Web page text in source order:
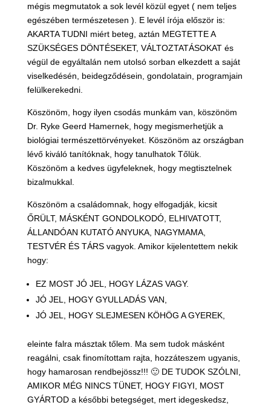
mégis megmutatok a sok levél közül egyet ( nem teljes
egészében természetesen ). E levél írója először is:
AKARTA TUDNI miért beteg, aztán MEGTETTE A
SZÜKSÉGES DÖNTÉSEKET, VÁLTOZTATÁSOKAT és
végül de egyáltalán nem utolsó sorban elkezdett a saját
viselkedésén, beidegződésein, gondolatain, programjain
felülkerekedni.
Köszönöm, hogy ilyen csodás munkám van, köszönöm
Dr. Ryke Geerd Hamernek, hogy megismerhetjük a
biológiai természettörvényeket. Köszönöm az országban
lévő kiváló tanítóknak, hogy tanulhatok Tőlük.
Köszönöm a kedves ügyfeleknek, hogy megtisztelnek
bizalmukkal.
Köszönöm a családomnak, hogy elfogadják, kicsit
ŐRÜLT, MÁSKÉNT GONDOLKODÓ, ELHIVATOTT,
ÁLLANDÓAN KUTATÓ ANYUKA, NAGYMAMA,
TESTVÉR ÉS TÁRS vagyok. Amikor kijelentettem nekik
hogy:
EZ MOST JÓ JEL, HOGY LÁZAS VAGY.
JÓ JEL, HOGY GYULLADÁS VAN,
JÓ JEL, HOGY SLEJMESEN KÖHÖG A GYEREK,
eleinte falra másztak tőlem. Ma sem tudok másként
reagálni, csak finomítottam rajta, hozzáteszem ugyanis,
hogy hamarosan rendbejössz!!! 🙂DE TUDOK SZÓLNI,
AMIKOR MÉG NINCS TÜNET, HOGY FIGYI, MOST
GYÁRTOD a későbbi betegséget, mert idegeskedsz,